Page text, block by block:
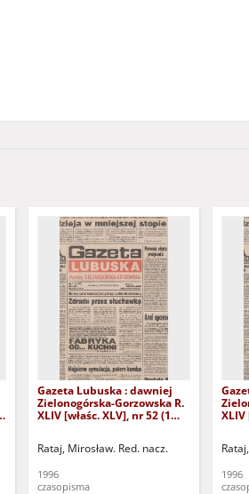
Gazeta Lubuska : dawniej
Zielonogórska-Gorzowska R.
XLIV [właśc. XLV], nr 52 (1
Rataj, Mirosław. Red. nacz.
1996
czasopisma
XLIV
1996